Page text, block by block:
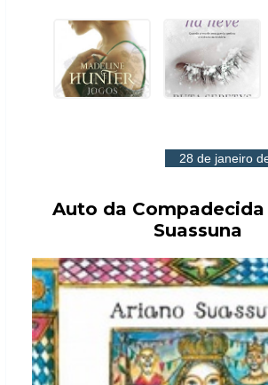
28 de janeiro
Auto da Compadecida
Suassuna